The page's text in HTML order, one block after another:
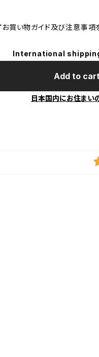
買い物ガイド及び注意事項
International
Add to
日本国内にお住まい